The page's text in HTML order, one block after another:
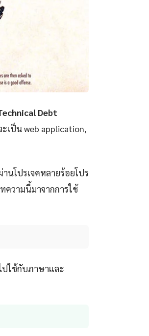
Debt
ป็น web application,
โปรเจคหลายร้อยโปร
ความนี้มาจากการใช้
ปใช้กับภาษาและ